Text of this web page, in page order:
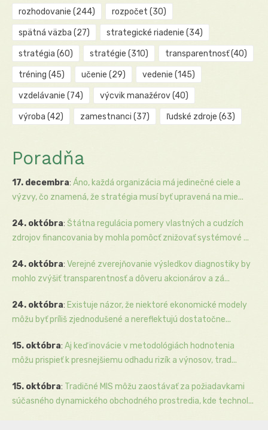
rozhodovanie (244) rozpočet (30)
spätná väzba (27) strategické riadenie (34)
stratégia (60) stratégie (310) transparentnosť(40)
tréning (45) učenie (29) vedenie (145)
vzdelávanie (74) výcvik manažérov(40)
výroba (42) zamestnanci (37) ľudské zdroje (63)
Poradňa
17. decembra: Áno, každá organizácia má jedinečné ciele a
výzvy, čo znamená, že stratégia musí byť upravená na mie...
24. októbra: Štátna regulácia pomery vlastných a cudzích
zdrojov financovania by mohla pomôcť znižovať systémové ...
24. októbra: Verejné zverejňovanie výsledkov diagnostiky by
mohlo zvýšiť transparentnosť a dôveru akcionárov a zá...
24. októbra: Existuje názor, že niektoré ekonomické modely
môžu byť príliš zjednodušené a nereflektujú dostatočne...
15. októbra: Aj keď inovácie v metodológiách hodnotenia
môžu prispieť k presnejšiemu odhadu rizík a výnosov, trad...
15. októbra: Tradičné MIS môžu zaostávať za požiadavkami
súčasného dynamického obchodného prostredia, kde technol...